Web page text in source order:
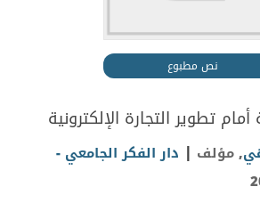
نص مطبوع
أمام تطوير التجارة الإلكترونية
, مؤلف | دار الفكر الجامعي -